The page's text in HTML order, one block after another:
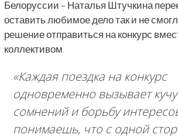
Белоруссии – Наталья Штучкина
оставить любимое дело так и не
решение отправиться на конкурс
коллективом.
«Каждая поездка на конкурс
одновременно вызывает
сомнений и борьбу
понимаешь, что с одной